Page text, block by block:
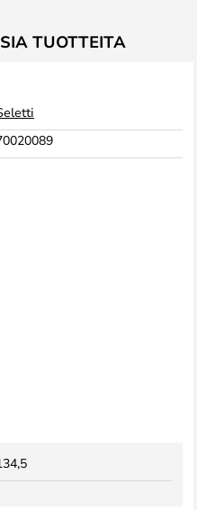
TUOTTEITA